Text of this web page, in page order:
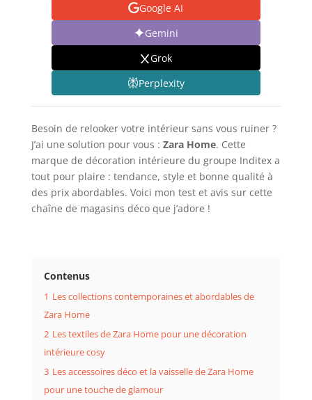
Google AI
Gemini
Grok
Perplexity
Besoin de relooker votre intérieur sans vous ruiner ?
J’ai une solution pour vous : Zara Home. Cette
marque de décoration intérieure du groupe Inditex a
tout pour plaire : tendance, style et bonne qualité à
des prix abordables. Voici mon test et avis sur cette
chaîne de magasins déco que j’adore !
Contenus
1 Les collections contemporaines et abordables de
Zara Home
2 Les textiles de Zara Home pour une décoration
intérieure cosy
3 Les accessoires déco et la vaisselle de Zara Home
pour une touche de glamour